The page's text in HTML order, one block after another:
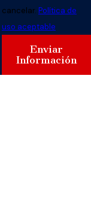
cancelar. Política de
uso aceptable
Enviar
Información